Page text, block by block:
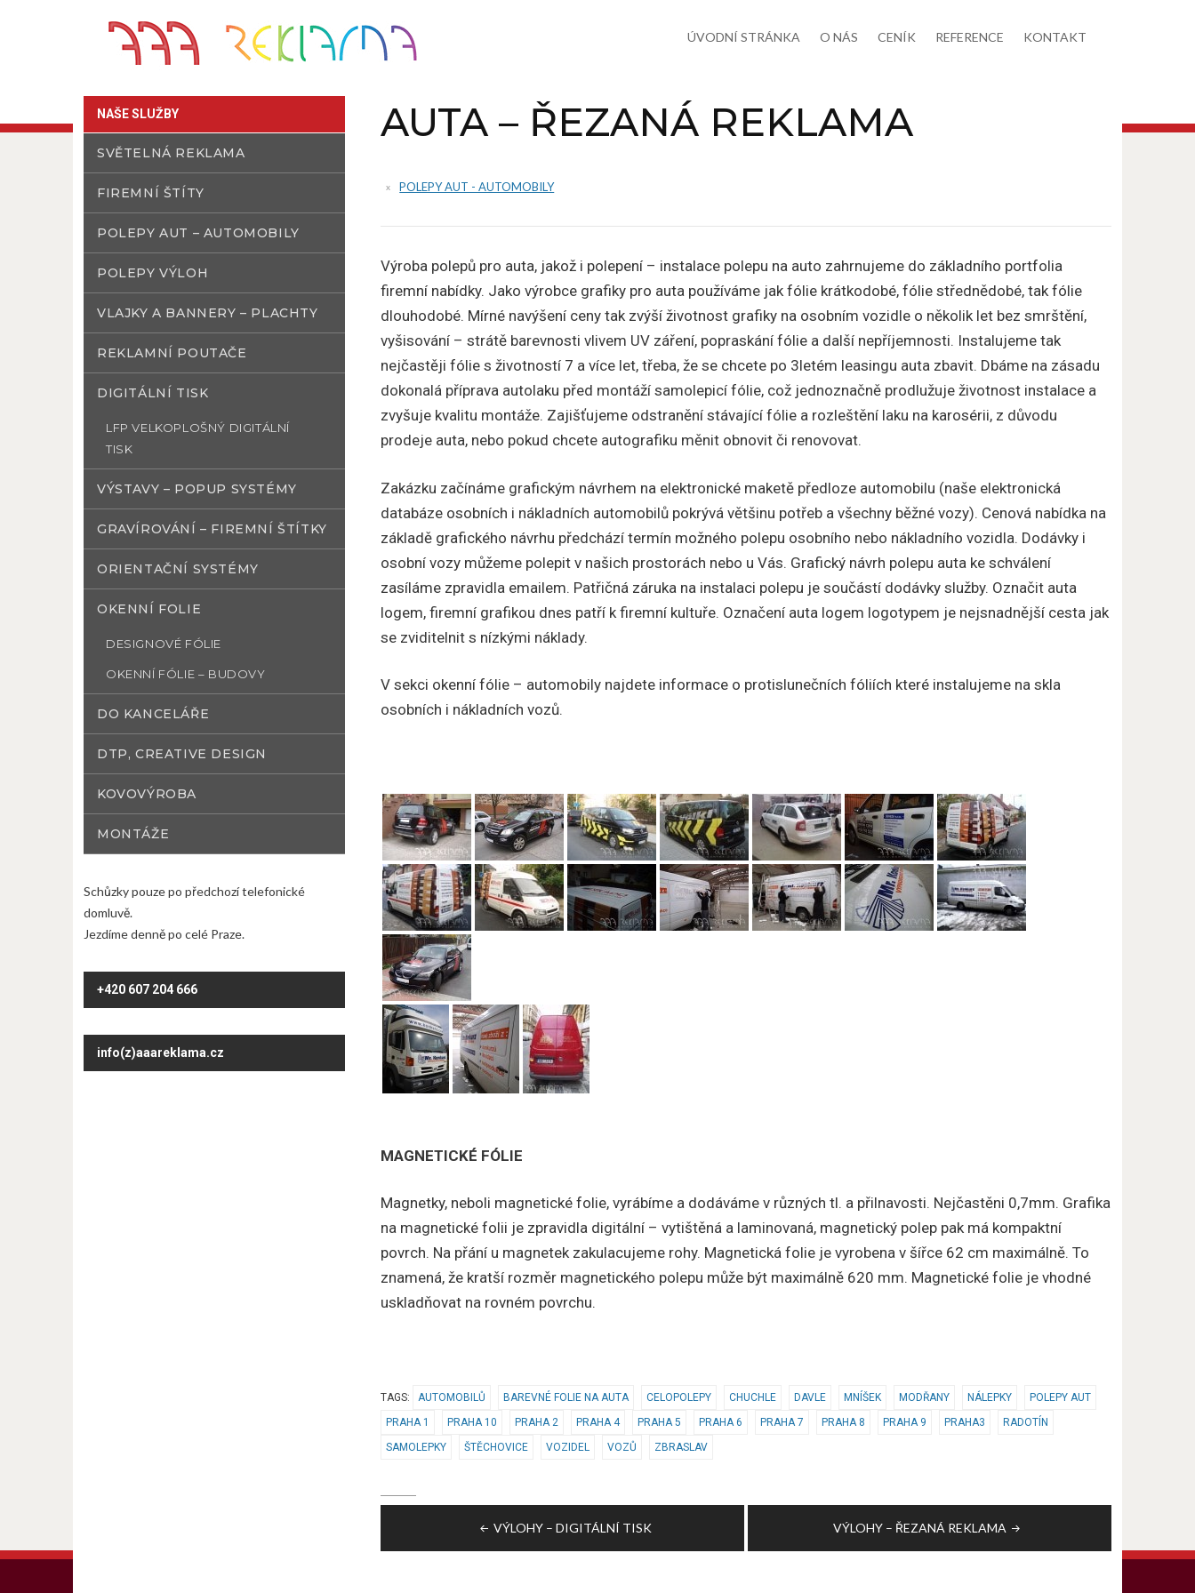
ÚVODNÍ STRÁNKA O NÁS CENÍK REFERENCE KONTAKT
AUTA – ŘEZANÁ REKLAMA
POLEPY AUT - AUTOMOBILY
Výroba polepů pro auta, jakož i polepení – instalace polepu na auto zahrnujeme do základního portfolia
firemní nabídky. Jako výrobce grafiky pro auta používáme jak fólie krátkodobé, fólie střednědobé, tak fólie
dlouhodobé. Mírné navýšení ceny tak zvýší životnost grafiky na osobním vozidle o několik let bez smrštění,
vyšisování – strátě barevnosti vlivem UV záření, popraskání fólie a další nepříjemnosti. Instalujeme tak
nejčastěji fólie s životností 7 a více let, třeba, že se chcete po 3letém leasingu auta zbavit. Dbáme na zásadu
dokonalá příprava autolaku před montáží samolepicí fólie, což jednoznačně prodlužuje životnost instalace a
zvyšuje kvalitu montáže. Zajišťujeme odstranění stávající fólie a rozleštění laku na karosérii, z důvodu
prodeje auta, nebo pokud chcete autografiku měnit obnovit či renovovat.
Zakázku začínáme grafickým návrhem na elektronické maketě předloze automobilu (naše elektronická
databáze osobních i nákladních automobilů pokrývá většinu potřeb a všechny běžné vozy). Cenová nabídka na
základě grafického návrhu předchází termín možného polepu osobního nebo nákladního vozidla. Dodávky i
osobní vozy můžeme polepit v našich prostorách nebo u Vás. Grafický návrh polepu auta ke schválení
zasíláme zpravidla emailem. Patřičná záruka na instalaci polepu je součástí dodávky služby. Označit auta
logem, firemní grafikou dnes patří k firemní kultuře. Označení auta logem logotypem je nejsnadnější cesta jak
se zviditelnit s nízkými náklady.
V sekci okenní fólie – automobily najdete informace o protislunečních fóliích které instalujeme na skla
osobních i nákladních vozů.
MAGNETICKÉ FÓLIE
Magnetky, neboli magnetické folie, vyrábíme a dodáváme v různých tl. a přilnavosti. Nejčastěni 0,7mm. Grafika
na magnetické folii je zpravidla digitální – vytištěná a laminovaná, magnetický polep pak má kompaktní
povrch. Na přání u magnetek zakulacujeme rohy. Magnetická folie je vyrobena v šířce 62 cm maximálně. To
znamená, že kratší rozměr magnetického polepu může být maximálně 620 mm. Magnetické folie je vhodné
uskladňovat na rovném povrchu.
TAGS: AUTOMOBILŮ BAREVNÉ FOLIE NA AUTA CELOPOLEPY CHUCHLE DAVLE MNÍŠEK MODŘANY NÁLEPKY
POLEPY AUT
PRAHA 1
PRAHA 10 PRAHA 2 PRAHA 4 PRAHA 5 PRAHA 6 PRAHA 7 PRAHA 8 PRAHA 9 PRAHA3
RADOTÍN
SAMOLEPKY
ŠTĚCHOVICE VOZIDEL VOZŮ ZBRASLAV
VÝLOHY – DIGITÁLNÍ TISK VÝLOHY – ŘEZANÁ REKLAMA
NAŠE SLUŽBY
SVĚTELNÁ REKLAMA
FIREMNÍ ŠTÍTY
POLEPY AUT – AUTOMOBILY
POLEPY VÝLOH
VLAJKY A BANNERY – PLACHTY
REKLAMNÍ POUTAČE
DIGITÁLNÍ TISK
LFP VELKOPLOŠNÝ DIGITÁLNÍ
TISK
VÝSTAVY – POPUP SYSTÉMY
GRAVÍROVÁNÍ – FIREMNÍ ŠTÍTKY
ORIENTAČNÍ SYSTÉMY
OKENNÍ FOLIE
DESIGNOVÉ FÓLIE
OKENNÍ FÓLIE – BUDOVY
DO KANCELÁŘE
DTP, CREATIVE DESIGN
KOVOVÝROBA
MONTÁŽE
Schůzky pouze po předchozí telefonické
domluvě.
Jezdíme denně po celé Praze.
+420 607 204 666
info(z)aaareklama.cz